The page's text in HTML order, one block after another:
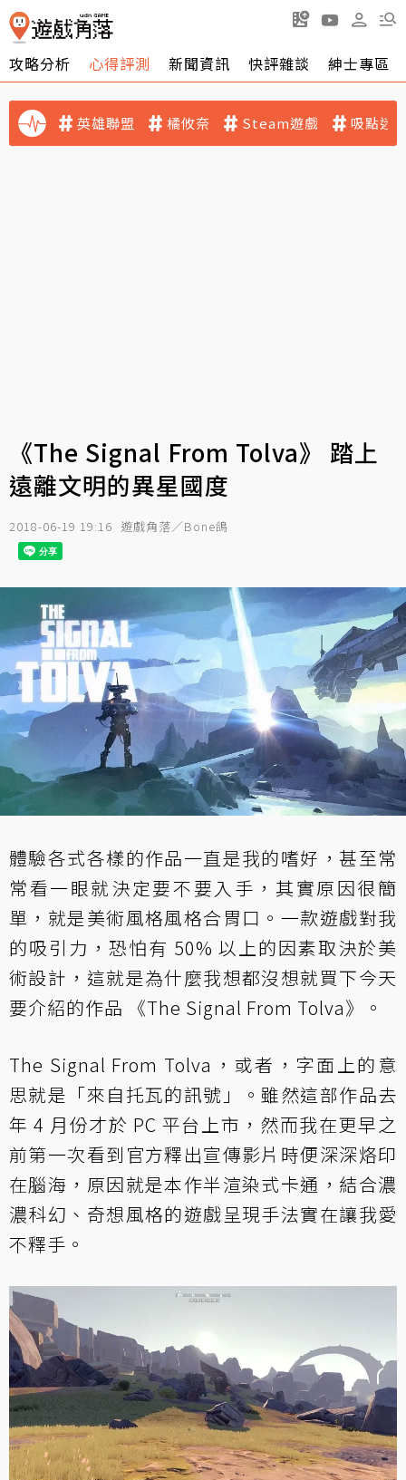
攻略分析 心得評測 新聞資訊 快評雜談 紳士專區
英雄聯盟 橘攸奈 Steam遊戲 吸點迷
《The Signal From Tolva》 踏上
遠離文明的異星國度
2018-06-19 19:16 遊戲角落／Bone鴿
體驗各式各樣的作品一直是我的嗜好，甚至常
常看一眼就決定要不要入手，其實原因很簡
單，就是美術風格風格合胃口。一款遊戲對我
的吸引力，恐怕有 50% 以上的因素取決於美
術設計，這就是為什麼我想都沒想就買下今天
要介紹的作品 《The Signal From Tolva》。
The Signal From Tolva，或者，字面上的意
思就是「來自托瓦的訊號」。雖然這部作品去
年 4 月份才於 PC 平台上市，然而我在更早之
前第一次看到官方釋出宣傳影片時便深深烙印
在腦海，原因就是本作半渲染式卡通，結合濃
濃科幻、奇想風格的遊戲呈現手法實在讓我愛
不釋手。